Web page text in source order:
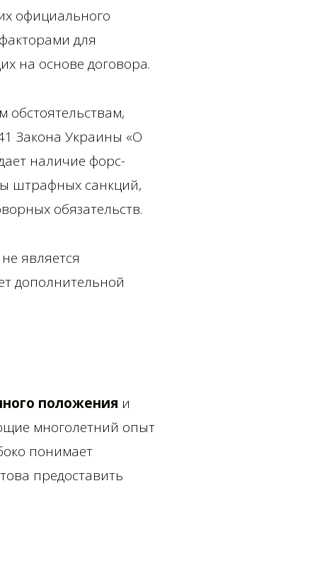
официального
для
на основе договора.
Закона Украины «О
наличие форс-
штрафных санкций,
обязательств.
является
дополнительной
положения и
многолетний опыт
понимает
предоставить